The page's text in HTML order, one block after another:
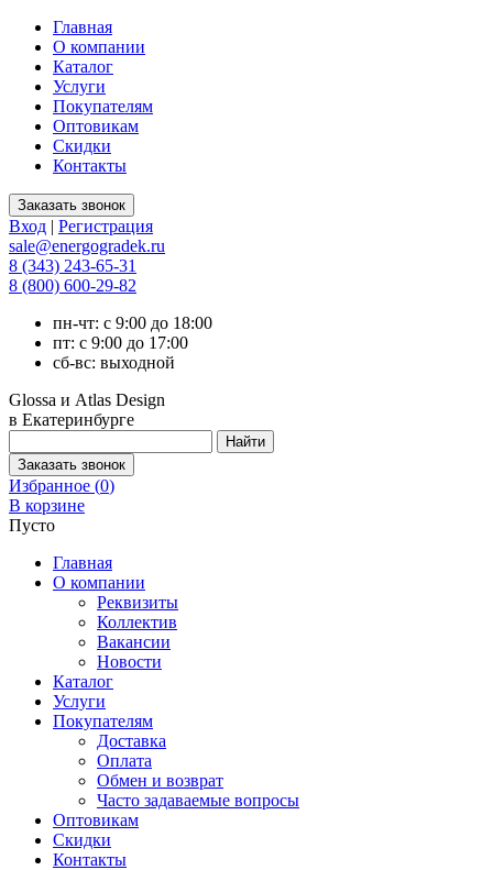
Главная
О компании
Каталог
Услуги
Покупателям
Оптовикам
Скидки
Контакты
Вход | Регистрация
sale@energogradek.ru
8 (343) 243-65-31
8 (800) 600-29-82
пн-чт: с 9:00 до 18:00
пт: с 9:00 до 17:00
сб-вс: выходной
Glossa и Atlas Design
в Екатеринбурге
Избранное (0)
В корзине
Пусто
Главная
О компании
Реквизиты
Коллектив
Вакансии
Новости
Каталог
Услуги
Покупателям
Доставка
Оплата
Обмен и возврат
Часто задаваемые вопросы
Оптовикам
Скидки
Контакты